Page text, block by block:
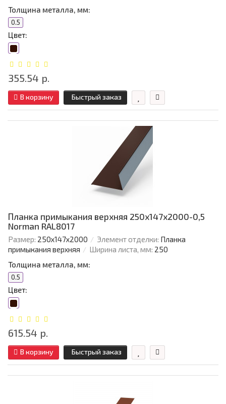
Толщина металла, мм:
0.5
Цвет:
355.54 р.
В корзину Быстрый заказ
Планка примыкания верхняя 250х147х2000-0,5
Norman RAL8017
Размер: 250х147х2000 Элемент отделки: Планка
примыкания верхняя
Ширина листа, мм: 250
Толщина металла, мм:
0.5
Цвет:
615.54 р.
В корзину Быстрый заказ